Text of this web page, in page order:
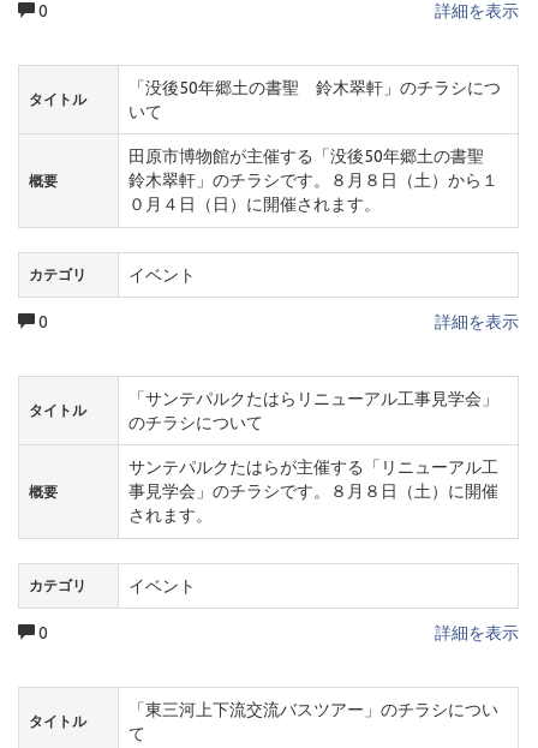
0 詳細を表示
タイトル
「没後50年郷土の書聖 鈴木翠軒」のチラシにつ
いて
概要
田原市博物館が主催する「没後50年郷土の書聖
鈴木翠軒」のチラシです。８月８日（土）から１
０月４日（日）に開催されます。
カテゴリ イベント
0 詳細を表示
タイトル
「サンテパルクたはらリニューアル工事見学会」
のチラシについて
概要
サンテパルクたはらが主催する「リニューアル工
事見学会」のチラシです。８月８日（土）に開催
されます。
カテゴリ イベント
0 詳細を表示
タイトル
「東三河上下流交流バスツアー」のチラシについ
て